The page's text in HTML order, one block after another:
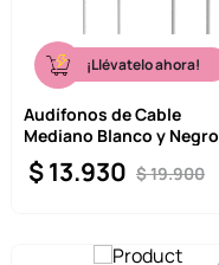
¡Llévatelo ahora!
Audífonos de Cable
Mediano Blanco y Negro
$19.900
$13.930